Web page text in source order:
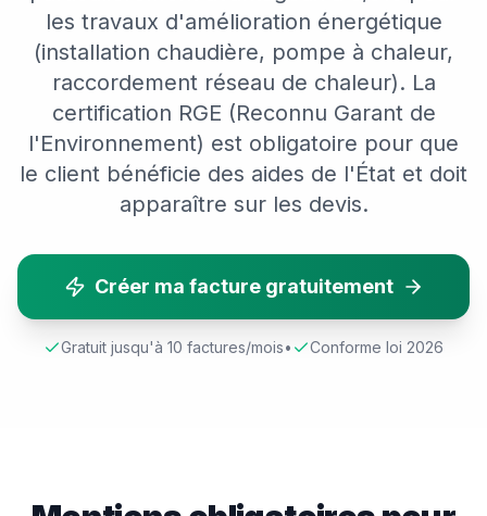
les travaux d'amélioration énergétique
(installation chaudière, pompe à chaleur,
raccordement réseau de chaleur). La
certification RGE (Reconnu Garant de
l'Environnement) est obligatoire pour que
le client bénéficie des aides de l'État et doit
apparaître sur les devis.
Créer ma facture gratuitement
Gratuit jusqu'à 10 factures/mois• Conforme loi 2026